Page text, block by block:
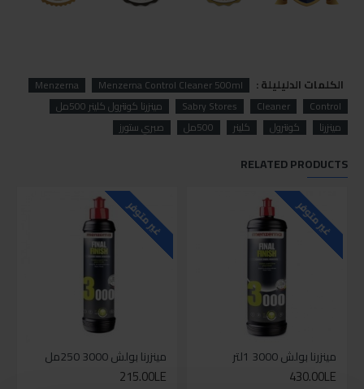
الكلمات الدليليلة : Menzerna Control Cleaner 500ml
Menzerna
Control
Cleaner
Sabry Stores
مينزرنا كونترول كلينر 500مل
مينزرنا
كونترول كلينر 500مل صبري ستورز
RELATED PRODUCTS
غير متوفر
مينزرنا بولش 3000 1لتر
430.00LE
غير متوفر
مينزرنا بولش 3000 250مل
215.00LE